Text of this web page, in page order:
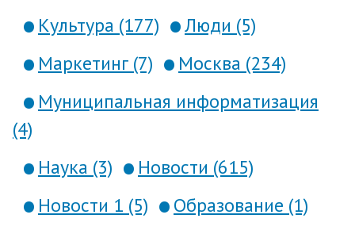
Культура (177)
Люди (5)
Маркетинг (7)
Москва (234)
Муниципальная информатизация
(4)
Наука (3)
Новости (615)
Новости 1 (5)
Образование (1)